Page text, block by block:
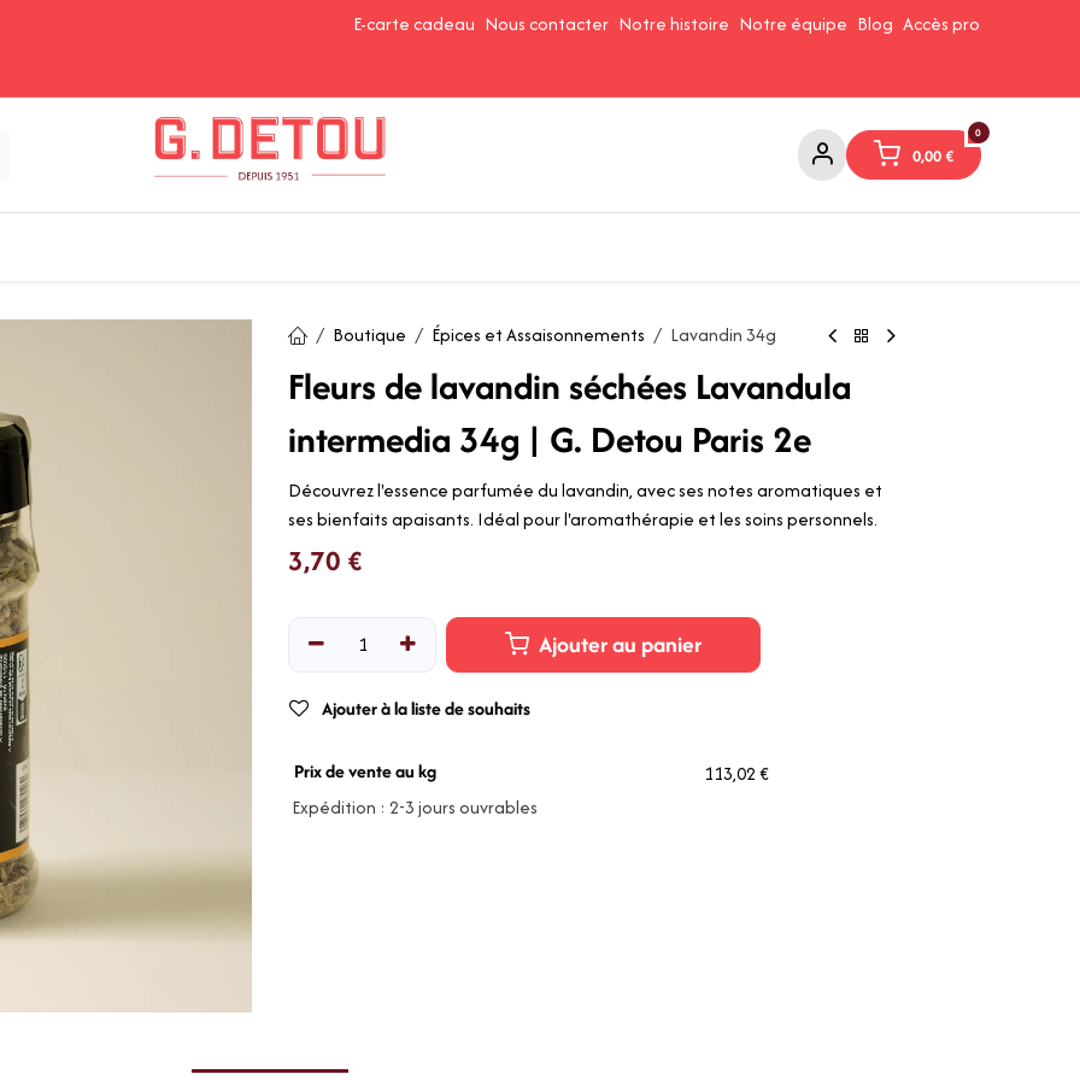
E-carte cadeau Nous contacter Notre histoire Notre équipe Blog Accès pro
0
0,00€
Boutique Épices et Assaisonnements Lavandin 34g
Fleurs de lavandin séchées Lavandula
intermedia 34g | G. Detou Paris 2e
Découvrez l'essence parfumée du lavandin, avec ses notes aromatiques et
ses bienfaits apaisants. Idéal pour l'aromathérapie et les soins personnels.
3,70 €
Ajouter au panier
Ajouter à la liste de souhaits
Prix de vente au kg
113,02 €
Expédition : 2-3 jours ouvrables